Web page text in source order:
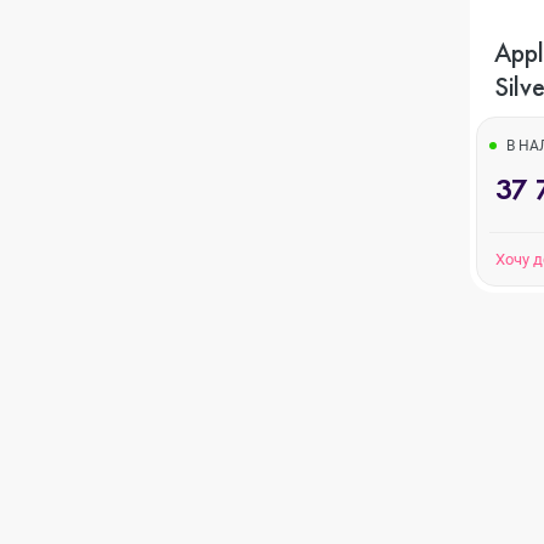
iPhone XS
iPhone XR
iPhone X
В
37
Хочу